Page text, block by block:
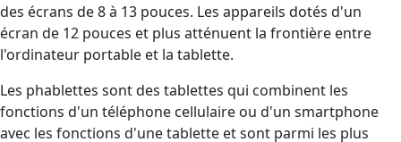
des écrans de 8 à 13 pouces. Les appareils dotés d'un
écran de 12 pouces et plus atténuent la frontière entre
l'ordinateur portable et la tablette.
Les phablettes sont des tablettes qui combinent les
fonctions d'un téléphone cellulaire ou d'un smartphone
avec les fonctions d'une tablette et sont parmi les plus